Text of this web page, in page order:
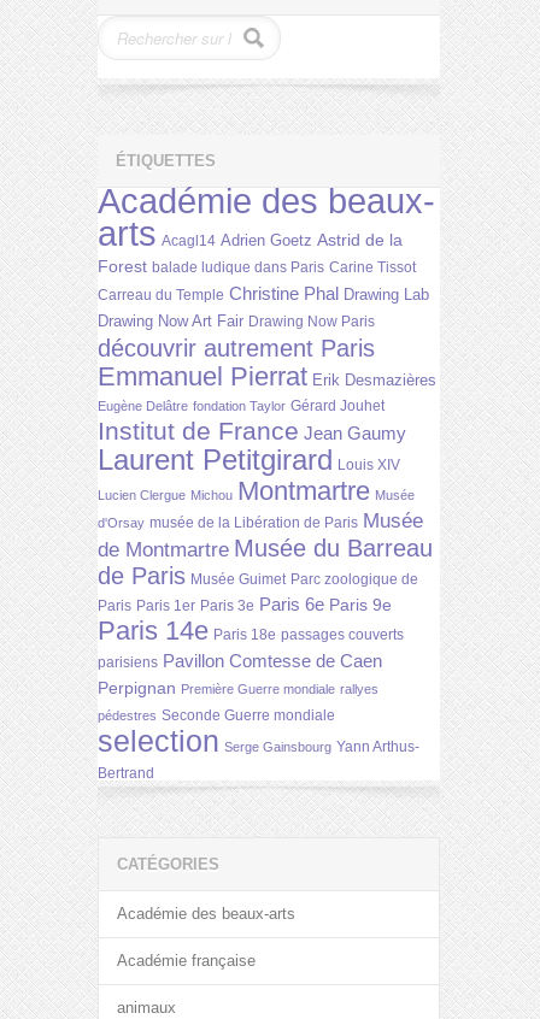
ÉTIQUETTES
Académie des beaux-
arts Acagl14 Adrien Goetz Astrid de la
Forest balade ludique dans Paris Carine Tissot
Carreau du Temple Christine Phal Drawing Lab
Drawing Now Art Fair Drawing Now Paris
découvrir autrement Paris
Emmanuel Pierrat Erik Desmazières
Eugène Delâtre fondation Taylor Gérard Jouhet
Institut de France Jean Gaumy
Laurent Petitgirard Louis XIV
Lucien Clergue Michou Montmartre Musée
d'Orsay musée de la Libération de Paris Musée
de Montmartre Musée du Barreau
de Paris Musée Guimet Parc zoologique de
Paris Paris 1er Paris 3e Paris 6e Paris 9e
Paris 14e Paris 18e passages couverts
parisiens Pavillon Comtesse de Caen
Perpignan Première Guerre mondiale rallyes
pédestres Seconde Guerre mondiale
selection Serge Gainsbourg Yann Arthus-
Bertrand
CATÉGORIES
Académie des beaux-arts
Académie française
animaux